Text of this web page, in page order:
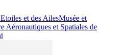
et des AilesMusée et
Aéronautiques et Spatiales de